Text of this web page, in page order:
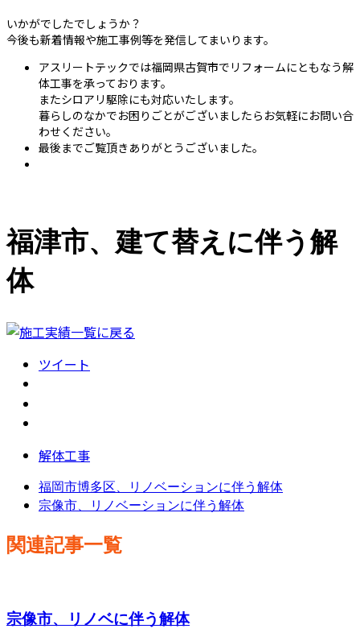
いかがでしたでしょうか？
今後も新着情報や施工事例等を発信してまいります。
アスリートテックでは福岡県古賀市でリフォームにともなう解
体工事を承っております。
またシロアリ駆除にも対応いたします。
暮らしのなかでお困りごとがございましたらお気軽にお問い合
わせください。
最後までご覧頂きありがとうございました。
福津市、建て替えに伴う解
体
ツイート
解体工事
福岡市博多区、リノベーションに伴う解体
宗像市、リノベーションに伴う解体
関連記事一覧
宗像市、リノベに伴う解体